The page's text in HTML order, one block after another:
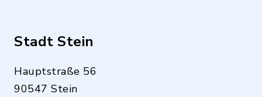
Stadt Stein
Hauptstraße 56
90547 Stein